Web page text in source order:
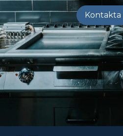
Kontakta